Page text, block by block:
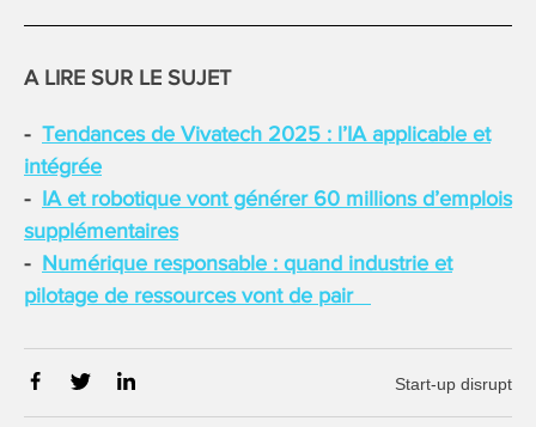
A LIRE SUR LE SUJET
Tendances de Vivatech 2025 : l’IA applicable et
intégrée
IA et robotique vont générer 60 millions d’emplois
supplémentaires
Numérique responsable : quand industrie et
pilotage de ressources vont de pair
Start-up disrupt